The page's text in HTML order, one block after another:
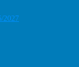
2027